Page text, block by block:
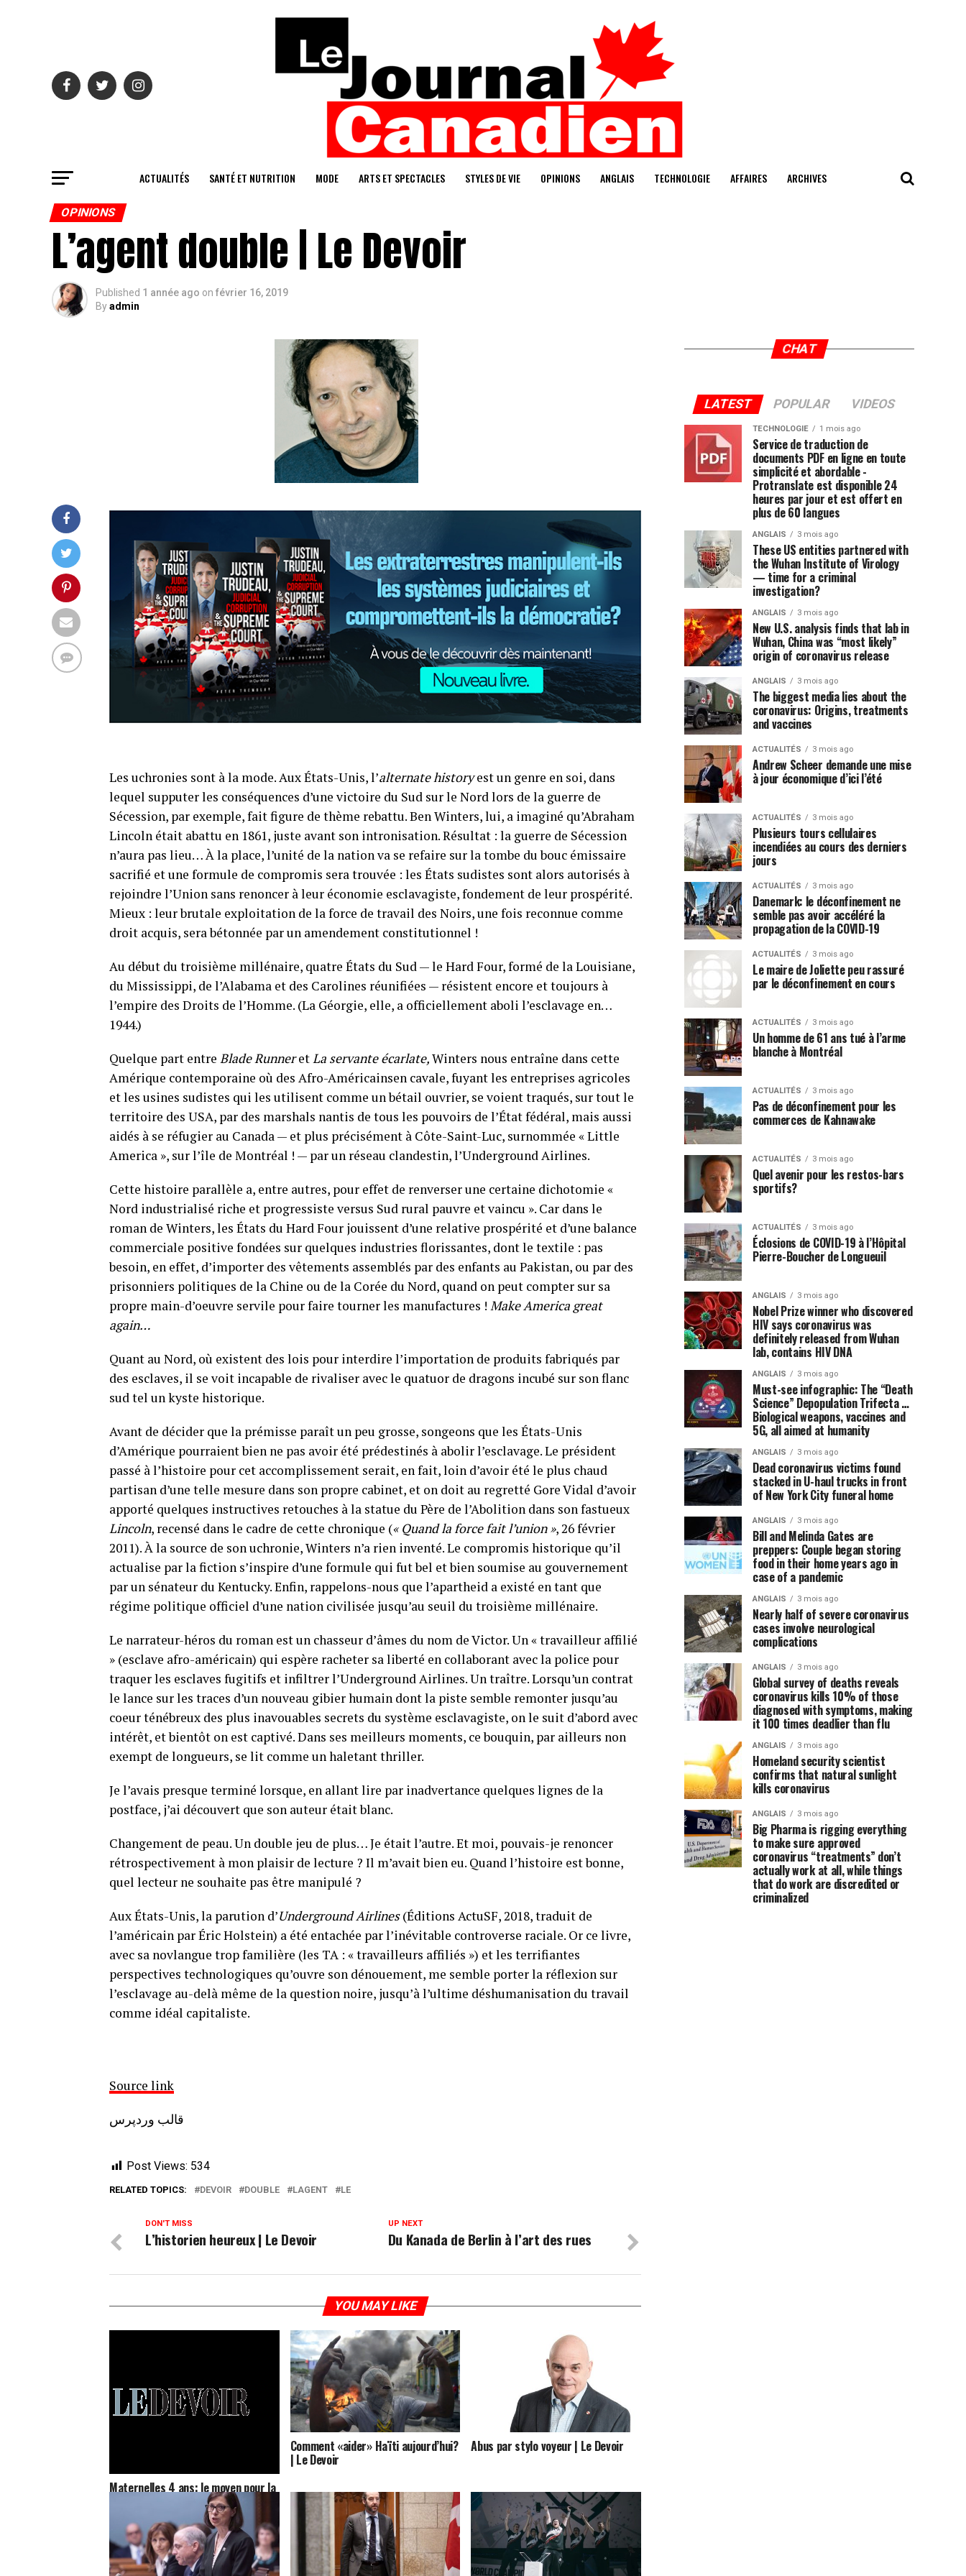
ACTUALITÉS SANTÉ ET NUTRITION MODE ARTS ET SPECTACLES STYLES DE VIE OPINIONS ANGLAIS TECHNOLOGIE AFFAIRES ARCHIVES
OPINIONS
L’agent double | Le Devoir
Published 1 année ago on février 16, 2019
Byadmin
Les uchronies sont à la mode. Aux États-Unis, l’alternate historyest un genre en soi, dans
lequel supputer les conséquences d’une victoire du Sud sur le Nord lors de la guerre de
Sécession, par exemple, fait figure de thème rebattu. Ben Winters, lui, a imaginé qu’Abraham
Lincoln était abattu en 1861, juste avant son intronisation. Résultat : la guerre de Sécession
n’aura pas lieu… À la place, l’unité de la nation va se refaire sur la tombe du bouc émissaire
sacrifié et une formule de compromis sera trouvée : les États sudistes sont alors autorisés à
rejoindre l’Union sans renoncer à leur économie esclavagiste, fondement de leur prospérité.
Mieux : leur brutale exploitation de la force de travail des Noirs, une fois reconnue comme
droit acquis, sera bétonnée par un amendement constitutionnel !
Au début du troisième millénaire, quatre États du Sud — le Hard Four, formé de la Louisiane,
du Mississippi, de l’Alabama et des Carolines réunifiées — résistent encore et toujours à
l’empire des Droits de l’Homme. (La Géorgie, elle, a officiellement aboli l’esclavage en…
1944.)
Quelque part entre Blade RunneretLa servante écarlate,Winters nous entraîne dans cette
Amérique contemporaine où des Afro-Américainsen cavale, fuyant les entreprises agricoles
et les usines sudistes qui les utilisent comme un bétail ouvrier, se voient traqués, sur tout le
territoire des USA, par des marshals nantis de tous les pouvoirs de l’État fédéral, mais aussi
aidés à se réfugier au Canada — et plus précisément à Côte-Saint-Luc, surnommée « Little
America », sur l’île de Montréal ! — par un réseau clandestin, l’Underground Airlines.
Cette histoire parallèle a, entre autres, pour effet de renverser une certaine dichotomie «
Nord industrialisé riche et progressiste versus Sud rural pauvre et vaincu ». Car dans le
roman de Winters, les États du Hard Four jouissent d’une relative prospérité et d’une balance
commerciale positive fondées sur quelques industries florissantes, dont le textile : pas
besoin, en effet, d’importer des vêtements assemblés par des enfants au Pakistan, ou par des
prisonniers politiques de la Chine ou de la Corée du Nord, quand on peut compter sur sa
propre main-d’oeuvre servile pour faire tourner les manufactures ! Make America great
again…
Quant au Nord, où existent des lois pour interdire l’importation de produits fabriqués par
des esclaves, il se voit incapable de rivaliser avec le quatuor de dragons incubé sur son flanc
sud tel un kyste historique.
Avant de décider que la prémisse paraît un peu grosse, songeons que les États-Unis
d’Amérique pourraient bien ne pas avoir été prédestinés à abolir l’esclavage. Le président
passé à l’histoire pour cet accomplissement serait, en fait, loin d’avoir été le plus chaud
partisan d’une telle mesure dans son propre cabinet, et on doit au regretté Gore Vidal d’avoir
apporté quelques instructives retouches à la statue du Père de l’Abolition dans son fastueux
Lincoln, recensé dans le cadre de cette chronique (« Quand la force fait l’union », 26 février
2011). À la source de son uchronie, Winters n’a rien inventé. Le compromis historique qu’il
actualise par la fiction s’inspire d’une formule qui fut bel et bien soumise au gouvernement
par un sénateur du Kentucky. Enfin, rappelons-nous que l’apartheid a existé en tant que
régime politique officiel d’une nation civilisée jusqu’au seuil du troisième millénaire.
Le narrateur-héros du roman est un chasseur d’âmes du nom de Victor. Un « travailleur affilié
» (esclave afro-américain) qui espère racheter sa liberté en collaborant avec la police pour
traquer les esclaves fugitifs et infiltrer l’Underground Airlines. Un traître. Lorsqu’un contrat
le lance sur les traces d’un nouveau gibier humain dont la piste semble remonter jusqu’au
coeur ténébreux des plus inavouables secrets du système esclavagiste, on le suit d’abord avec
intérêt, et bientôt on est captivé. Dans ses meilleurs moments, ce bouquin, par ailleurs non
exempt de longueurs, se lit comme un haletant thriller.
Je l’avais presque terminé lorsque, en allant lire par inadvertance quelques lignes de la
postface, j’ai découvert que son auteur était blanc.
Changement de peau. Un double jeu de plus… Je était l’autre. Et moi, pouvais-je renoncer
rétrospectivement à mon plaisir de lecture ? Il m’avait bien eu. Quand l’histoire est bonne,
quel lecteur ne souhaite pas être manipulé ?
Aux États-Unis, la parution d’Underground Airlines(Éditions ActuSF, 2018, traduit de
l’américain par Éric Holstein) a été entachée par l’inévitable controverse raciale. Or ce livre,
avec sa novlangue trop familière (les TA : « travailleurs affiliés ») et les terrifiantes
perspectives technologiques qu’ouvre son dénouement, me semble porter la réflexion sur
l’esclavage au-delà même de la question noire, jusqu’à l’ultime déshumanisation du travail
comme idéal capitaliste.
Source link
قالب وردپرس
Post Views: 534
RELATED TOPICS: DEVOIR DOUBLE LAGENT LE
UP NEXT
Du Kanada de Berlin à l’art des rues
DON'T MISS
L’historien heureux | Le Devoir
YOU MAY LIKE
Maternelles 4 ans: le moyen pour la
Comment «aider» Haïti aujourd’hui?
| Le Devoir
Abus par stylo voyeur | Le Devoir
CHAT
LATEST POPULAR VIDEOS
TECHNOLOGIE 1 mois ago
Service de traduction de
documents PDF en ligne en toute
simplicité et abordable -
Protranslate est disponible 24
heures par jour et est offert en
plus de 60 langues
ANGLAIS 3 mois ago
These US entities partnered with
the Wuhan Institute of Virology
— time for a criminal
investigation?
ANGLAIS 3 mois ago
New U.S. analysis finds that lab in
Wuhan, China was “most likely”
origin of coronavirus release
ANGLAIS 3 mois ago
The biggest media lies about the
coronavirus: Origins, treatments
and vaccines
ACTUALITÉS 3 mois ago
Andrew Scheer demande une mise
à jour économique d’ici l’été
ACTUALITÉS 3 mois ago
Plusieurs tours cellulaires
incendiées au cours des derniers
jours
ACTUALITÉS 3 mois ago
Danemark: le déconfinement ne
semble pas avoir accéléré la
propagation de la COVID-19
ACTUALITÉS 3 mois ago
Le maire de Joliette peu rassuré
par le déconfinement en cours
ACTUALITÉS 3 mois ago
Un homme de 61 ans tué à l’arme
blanche à Montréal
ACTUALITÉS 3 mois ago
Pas de déconfinement pour les
commerces de Kahnawake
ACTUALITÉS 3 mois ago
Quel avenir pour les restos-bars
sportifs?
ACTUALITÉS 3 mois ago
Éclosions de COVID-19 à l’Hôpital
Pierre-Boucher de Longueuil
ANGLAIS 3 mois ago
Nobel Prize winner who discovered
HIV says coronavirus was
definitely released from Wuhan
lab, contains HIV DNA
ANGLAIS 3 mois ago
Must-see infographic: The “Death
Science” Depopulation Trifecta …
Biological weapons, vaccines and
5G, all aimed at humanity
ANGLAIS 3 mois ago
Dead coronavirus victims found
stacked in U-haul trucks in front
of New York City funeral home
ANGLAIS 3 mois ago
Bill and Melinda Gates are
preppers: Couple began storing
food in their home years ago in
case of a pandemic
ANGLAIS 3 mois ago
Nearly half of severe coronavirus
cases involve neurological
complications
ANGLAIS 3 mois ago
Global survey of deaths reveals
coronavirus kills 10% of those
diagnosed with symptoms, making
it 100 times deadlier than flu
ANGLAIS 3 mois ago
Homeland security scientist
confirms that natural sunlight
kills coronavirus
ANGLAIS 3 mois ago
Big Pharma is rigging everything
to make sure approved
coronavirus “treatments” don’t
actually work at all, while things
that do work are discredited or
criminalized